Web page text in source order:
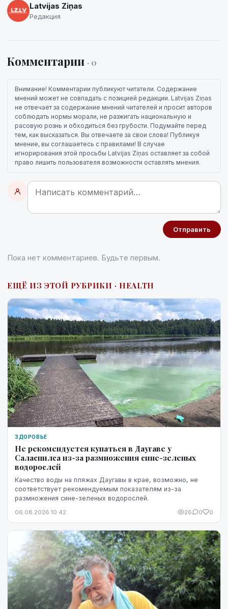
Latvijas Ziņas
Редакция
Комментарии · 0
Внимание! Комментарии публикуют читатели. Содержание
мнений может не совпадать с позицией редакции. Latvijas Ziņas
не отвечает за содержание мнений читателей и просит авторов
соблюдать нормы морали, не разжигать национальную и
расовую рознь и обходиться без грубости. Подумайте перед
тем, как высказаться. Вы отвечаете за свои слова! Публикуя
мнение, вы соглашаетесь с правилами! В случае
игнорирования этой просьбы Latvijas Ziņas оставляет за собой
право лишить пользователя возможности оставлять мнения.
Отправить
Пока нет комментариев. Будьте первым.
ЕЩЁ ИЗ ЭТОЙ РУБРИКИ · HEALTH
ЗДОРОВЬЕ
Не рекомендуется купаться в Даугаве у
Саласпилса из-за размножения сине-зеленых
водорослей
Качество воды на пляжах Даугавы в крае, возможно, не
соответствует рекомендуемым показателям из-за
размножения сине-зеленых водорослей.
06.08.2026 10:42 26 0 0